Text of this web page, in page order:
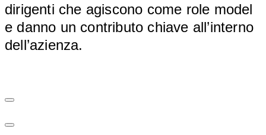
dirigenti che agiscono come role model
e danno un contributo chiave all’interno